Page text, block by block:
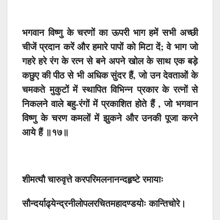
भगवान विष्णु के चरणों का ऊपरी भाग हमें सभी अच्छी
चीजें प्रदान करें और हमारे पापों को मिटा दें; वे भाग जो
गहरे हरे रंग के रत्न से बने अपने खोल के साथ एक बड़े
कछुए की पीठ से भी अधिक सुंदर हैं, जो उन देवताओं के
चमकते मुकुटों में स्थापित विभिन्न प्रकार के रत्नों से
निकलने वाले बहु-रंगों में प्रकाशित होते हैं , जो भगवान
विष्णु के चरण कमलों में झुकने और उनकी पूजा करने
आये हैं ॥१७॥
शीमत्यौ चारुवृत्ते करपरिमलनानन्दहृष्टे रमायाः
सौन्दर्याढ्येन्द्रनीलोपलरचितमहादण्डयोः कान्तिचोरे।